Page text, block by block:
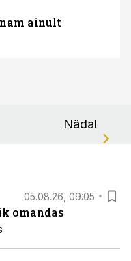
ainult
Nädal
05.08.26, 09:05
omandas